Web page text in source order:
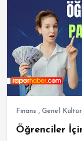
Finans , Genel Kültür
Öğrenciler